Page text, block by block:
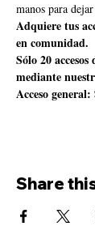
manos para
Adquiere tus
en comunidad.
Sólo 20
mediante
Acceso
Share